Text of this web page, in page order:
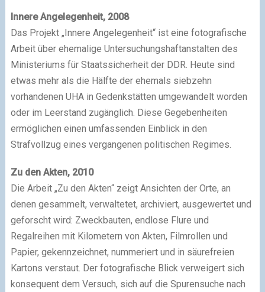
Innere Angelegenheit, 2008
Das Projekt „Innere Angelegenheit“ ist eine fotografische
Arbeit über ehemalige Untersuchungs­haftanstalten des
Ministeriums für Staats­sicherheit der DDR. Heute sind
etwas mehr als die Hälfte der ehemals siebzehn
vorhandenen UHA in Gedenk­stätten umgewandelt worden
oder im Leerstand zugänglich. Diese Gegeben­heiten
ermöglichen einen umfassenden Einblick in den
Strafvollzug eines vergangenen politischen Regimes.
Zu den Akten, 2010
Die Arbeit „Zu den Akten“ zeigt Ansichten der Orte, an
denen gesammelt, verwaltetet, archiviert, ausgewertet und
geforscht wird: Zweckbauten, endlose Flure und
Regalreihen mit Kilometern von Akten, Film­rollen und
Papier, gekenn­zeichnet, nummeriert und in säurefreien
Kartons verstaut. Der foto­grafische Blick verweigert sich
konsequent dem Versuch, sich auf die Spuren­suche nach